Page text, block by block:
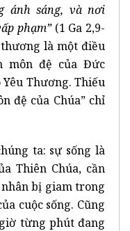
ánh sáng, và nơi
phạm”(1 Ga 2,9-
là một điều
môn đệ của Đức
Yêu Thương. Thiếu
đệ của Chúa” chỉ
ta: sự sống là
Thiên Chúa, cần
bị giam trong
cuộc sống. Cũng
từng phút đang